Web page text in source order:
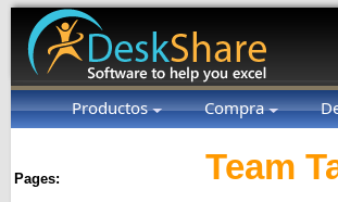
Productos Compra
Pages: Team